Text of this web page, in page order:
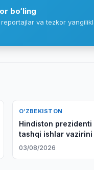
bo‘ling
va tezkor
O‘ZBEKISTON
Hindiston prezidenti
tashqi ishlar
03/08/2026